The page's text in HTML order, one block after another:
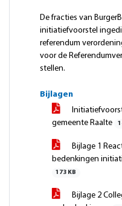
De fracties van
initiatiefvoorstel
referendum
voor de
stellen.
Bijlagen
gemeente Raalte
Bijlage 1
bedenkingen
173 KB
Bijlage 2